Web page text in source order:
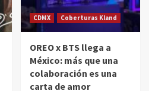
CDMX Coberturas Kland
OREO x BTS llega a
México: más que una
colaboración es una
carta de amor